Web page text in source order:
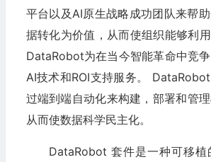
平台以及AI原生战略成功团队来帮
据转化为价值，从而使组织能够利用
DataRobot为在当今智能革命中竞
AI技术和ROI支持服务。
过端到端自动化来构建，部署和管
从而使数据科学民主化。
DataRobot 套件是一种可移植